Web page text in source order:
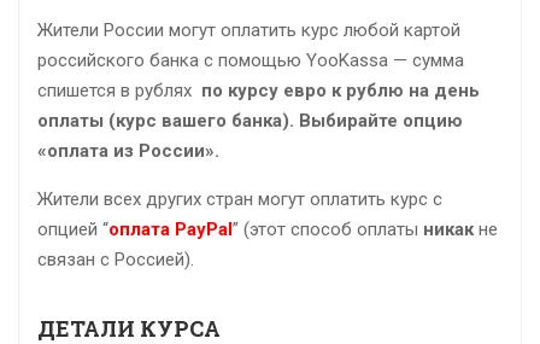
Жители России могут оплатить курс любой картой
российского банка с помощью YooKassa — сумма
спишется в рублях по курсу евро к рублю на день
оплаты (курс вашего банка). Выбирайте опцию
«оплата из России».
Жители всех других стран могут оплатить курс с
опцией “оплата PayPal” (этот способ оплаты никакне
связан с Россией).
ДЕТАЛИ КУРСА